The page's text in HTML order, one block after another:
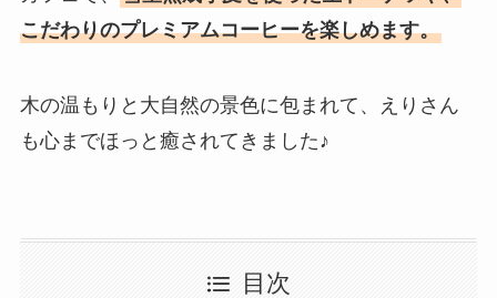
こだわりのプレミアムコーヒーを楽しめます。
木の温もりと大自然の景色に包まれて、えりさん
も心までほっと癒されてきました♪
目次